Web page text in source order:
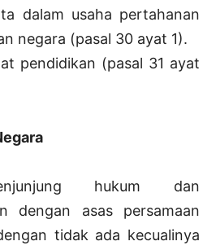
dalam usaha pertahanan
negara (pasal 30 ayat 1).
pendidikan (pasal 31 ayat
hukum dan
dengan asas persamaan
tidak ada kecualinya